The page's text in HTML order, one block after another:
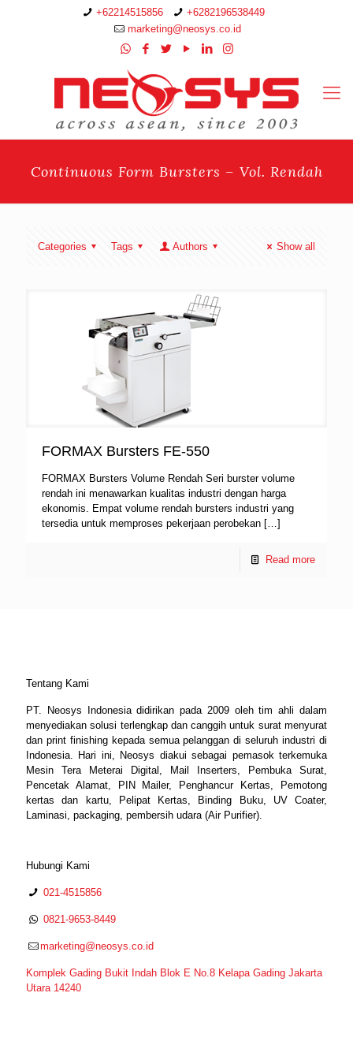
+62214515856
+6282196538449
marketing@neosys.co.id
Continuous Form Bursters – Vol. Rendah
Categories Tags Authors Show all
FORMAX Bursters FE-550
FORMAX Bursters Volume Rendah Seri burster volume
rendah ini menawarkan kualitas industri dengan harga
ekonomis. Empat volume rendah bursters industri yang
tersedia untuk memproses pekerjaan perobekan […]
Read more
Tentang Kami
PT. Neosys Indonesia didirikan pada 2009 oleh tim ahli dalam
menyediakan solusi terlengkap dan canggih untuk surat menyurat
dan print finishing kepada semua pelanggan di seluruh industri di
Indonesia. Hari ini, Neosys diakui sebagai pemasok terkemuka
Mesin Tera Meterai Digital, Mail Inserters, Pembuka Surat,
Pencetak Alamat, PIN Mailer, Penghancur Kertas, Pemotong
kertas dan kartu, Pelipat Kertas, Binding Buku, UV Coater,
Laminasi, packaging, pembersih udara (Air Purifier).
Hubungi Kami
021-4515856
0821-9653-8449
marketing@neosys.co.id
Komplek Gading Bukit Indah Blok E No.8 Kelapa Gading Jakarta
Utara 14240